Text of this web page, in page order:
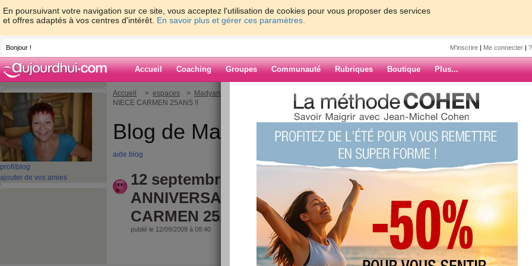
En poursuivant votre navigation sur ce site, vous acceptez l'utilisation de cookies pour vous proposer des services
et offres adaptés à vos centres d'intérêt. En savoir plus et gérer ces paramètres.
Bonjour ! M'inscrire | Me connecter |
Accueil Coaching Groupes Communauté Rubriques Boutique Plus...
profil blog
ajouter de vos amies
Accueil > espaces > Madyana
> 12 septembre 2009 ANNIVERSAIRE DE MA
NIECE CARMEN 25ANS !!
Blog de Madyana
aide blog
12 septembre 2009
ANNIVERSAIRE DE MA NIECE
CARMEN 25ANS !!
publié le 12/09/2009 à 08:40
ARCHIVES